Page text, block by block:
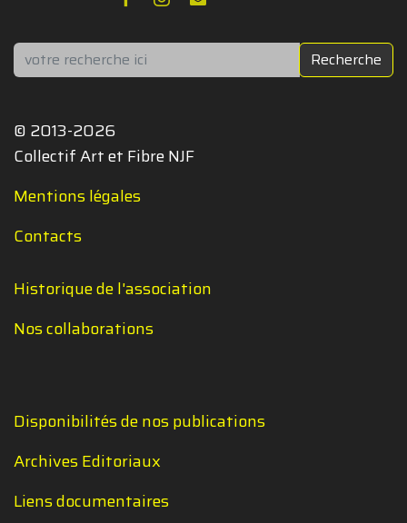
Rechercher Recherche
© 2013-2026
Collectif Art et Fibre NJF
Mentions légales
Contacts
Historique de l'association
Nos collaborations
Disponibilités de nos publications
Archives Editoriaux
Liens documentaires